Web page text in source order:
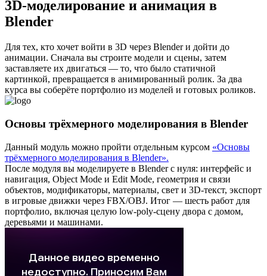
3D-моделирование и анимация в
Blender
Для тех, кто хочет войти в 3D через Blender и дойти до
анимации. Сначала вы строите модели и сцены, затем
заставляете их двигаться — то, что было статичной
картинкой, превращается в анимированный ролик. За два
курса вы соберёте портфолио из моделей и готовых роликов.
Основы трёхмерного моделирования в Blender
Данный модуль можно пройти отдельным курсом «Основы
трёхмерного моделирования в Blender».
После модуля вы моделируете в Blender с нуля: интерфейс и
навигация, Object Mode и Edit Mode, геометрия и связи
объектов, модификаторы, материалы, свет и 3D-текст, экспорт
в игровые движки через FBX/OBJ. Итог — шесть работ для
портфолио, включая целую low-poly-сцену двора с домом,
деревьями и машинами.